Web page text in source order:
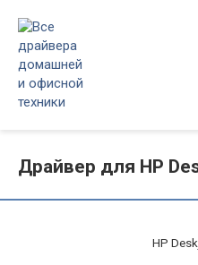
контенту
Драйвер для HP
HP